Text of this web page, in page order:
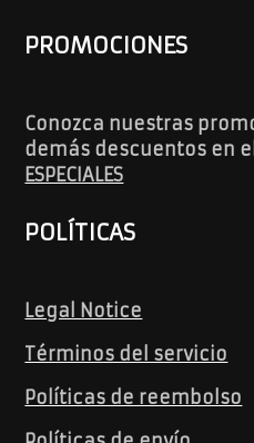
PROMOCIONES
Conozca nuestras
demás descuentos en
ESPECIALES
POLÍTICAS
Legal Notice
Términos del servicio
Políticas de reembolso